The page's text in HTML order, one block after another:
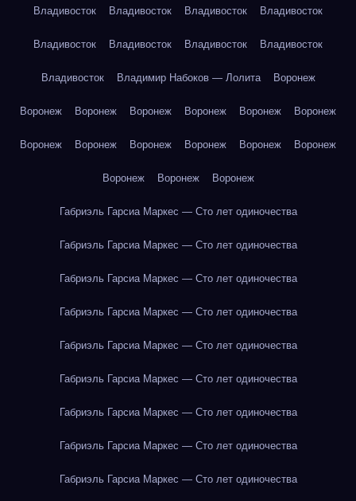
Владивосток Владивосток Владивосток Владивосток
Владивосток Владивосток Владивосток Владивосток
Владивосток Владимир Набоков — Лолита Воронеж
Воронеж Воронеж Воронеж Воронеж Воронеж Воронеж
Воронеж Воронеж Воронеж Воронеж Воронеж Воронеж
Воронеж Воронеж Воронеж
Габриэль Гарсиа Маркес — Сто лет одиночества
Габриэль Гарсиа Маркес — Сто лет одиночества
Габриэль Гарсиа Маркес — Сто лет одиночества
Габриэль Гарсиа Маркес — Сто лет одиночества
Габриэль Гарсиа Маркес — Сто лет одиночества
Габриэль Гарсиа Маркес — Сто лет одиночества
Габриэль Гарсиа Маркес — Сто лет одиночества
Габриэль Гарсиа Маркес — Сто лет одиночества
Габриэль Гарсиа Маркес — Сто лет одиночества